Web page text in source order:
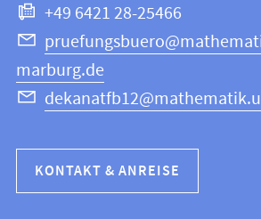
+49 6421 28-25466
marburg.de
KONTAKT & ANREISE